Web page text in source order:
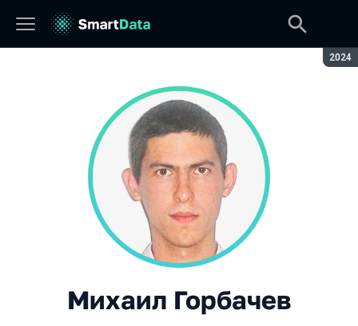
2024
Михаил Горбачев